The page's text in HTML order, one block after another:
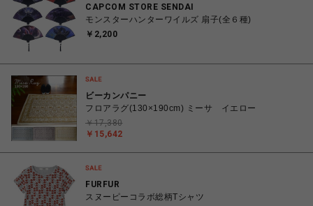
CAPCOM STORE SENDAI
モンスターハンターワイルズ 扇子(全６種)
￥2,200
ビーカンパニー
フロアラグ(130×190cm) ミーサ イエロー
￥15,642
￥17,380
FURFUR
スヌーピーコラボ総柄Tシャツ